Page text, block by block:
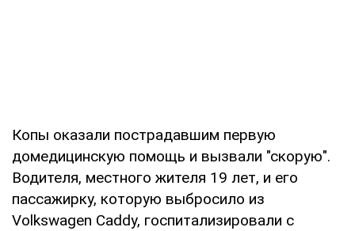
Копы оказали пострадавшим первую
домедицинскую помощь и вызвали "скорую".
Водителя, местного жителя 19 лет, и его
пассажирку, которую выбросило из
Volkswagen Caddy, госпитализировали с